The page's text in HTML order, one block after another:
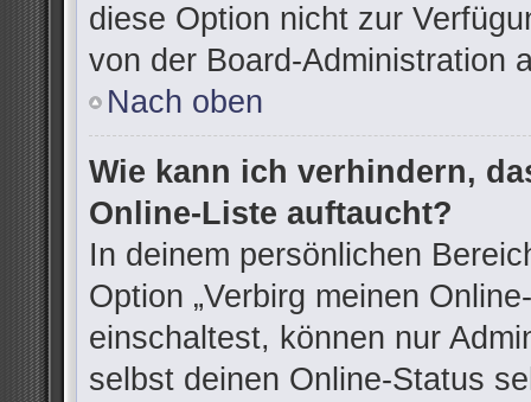
diese Option nicht zur
von der Board-Administration
Nach oben
Wie kann ich verhindern,
Online-Liste auftaucht?
In deinem persönlichen
Option „Verbirg meinen
einschaltest, können nur
selbst deinen Online-Status